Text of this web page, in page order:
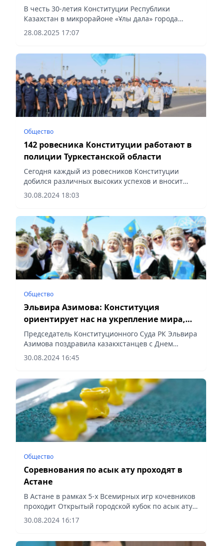
В честь 30-летия Конституции Республики
Казахстан в микрорайоне «Ұлы дала» города
Тараза состоялось открытие новой библиотеки.
28.08.2025 17:07
Общество
142 ровесника Конституции работают в
полиции Туркестанской области
Сегодня каждый из ровесников Конституции
добился различных высоких успехов и вносит
свой вклад в развитие страны, сообщает
Vecher.kz.
30.08.2024 18:03
Общество
Эльвира Азимова: Конституция
ориентирует нас на укрепление мира,
безопасности и стабильности
Председатель Конституционного Суда РК Эльвира
Азимова поздравила казакхстанцев с Днем
Конституции, сообщает Vecher.kz.
30.08.2024 16:45
Общество
Соревнования по асык ату проходят в
Астане
В Астане в рамках 5-х Всемирных игр кочевников
проходит Открытый городской кубок по асык ату
среди молодежи и взрослых, посвященный Дню
Конституции, сообщает Vecher.kz.
30.08.2024 16:17